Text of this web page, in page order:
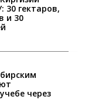
30 гектаров,
и 30
через